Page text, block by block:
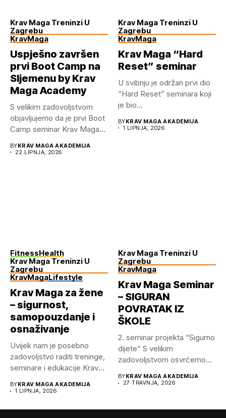
Krav Maga Treninzi U
Zagrebu
KravMaga
Uspješno završen
prvi Boot Camp na
Sljemenu by Krav
Maga Academy
S velikim zadovoljstvom
objavljujemo da je prvi Boot
Camp seminar Krav Maga...
BYKRAV MAGA AKADEMIJA
22 LIPNJA, 2026
Krav Maga Treninzi U
Zagrebu
KravMaga
Krav Maga “Hard
Reset” seminar
U svibnju je održan prvi dio
“Hard Reset” seminara koji
je bio...
BYKRAV MAGA AKADEMIJA
1 LIPNJA, 2026
FitnessHealth
Krav Maga Treninzi U
Zagrebu
KravMagaLifestyle
Krav Maga za žene
– sigurnost,
samopouzdanje i
osnaživanje
Uvijek nam je posebno
zadovoljstvo raditi treninge,
seminare i edukacije Krav
BYKRAV MAGA AKADEMIJA
1 LIPNJA, 2026
Krav Maga Treninzi U
Zagrebu
KravMaga
Krav Maga Seminar
– SIGURAN
POVRATAK IZ
ŠKOLE
2.⁠ ⁠seminar projekta “Sigurno
dijete” S velikim
zadovoljstvom osvrćemo
BYKRAV MAGA AKADEMIJA
27 TRAVNJA, 2026